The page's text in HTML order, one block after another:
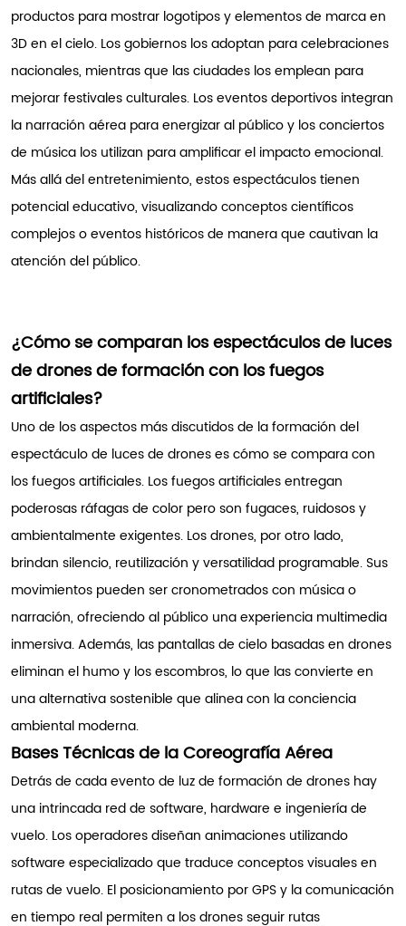
productos para mostrar logotipos y elementos de marca en
3D en el cielo. Los gobiernos los adoptan para celebraciones
nacionales, mientras que las ciudades los emplean para
mejorar festivales culturales. Los eventos deportivos integran
la narración aérea para energizar al público y los conciertos
de música los utilizan para amplificar el impacto emocional.
Más allá del entretenimiento, estos espectáculos tienen
potencial educativo, visualizando conceptos científicos
complejos o eventos históricos de manera que cautivan la
atención del público.
¿Cómo se comparan los espectáculos de luces
de drones de formación con los fuegos
artificiales?
Uno de los aspectos más discutidos de la formación del
espectáculo de luces de drones es cómo se compara con
los fuegos artificiales. Los fuegos artificiales entregan
poderosas ráfagas de color pero son fugaces, ruidosos y
ambientalmente exigentes. Los drones, por otro lado,
brindan silencio, reutilización y versatilidad programable. Sus
movimientos pueden ser cronometrados con música o
narración, ofreciendo al público una experiencia multimedia
inmersiva. Además, las pantallas de cielo basadas en drones
eliminan el humo y los escombros, lo que las convierte en
una alternativa sostenible que alinea con la conciencia
ambiental moderna.
Bases Técnicas de la Coreografía Aérea
Detrás de cada evento de luz de formación de drones hay
una intrincada red de software, hardware e ingeniería de
vuelo. Los operadores diseñan animaciones utilizando
software especializado que traduce conceptos visuales en
rutas de vuelo. El posicionamiento por GPS y la comunicación
en tiempo real permiten a los drones seguir rutas